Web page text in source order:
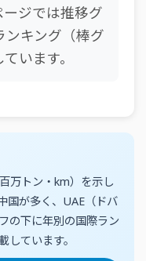
ジでは推移グ
ンキング（棒グ
います。
万トン・km）を示し
国が多く、UAE（ドバ
の下に年別の国際ラン
しています。